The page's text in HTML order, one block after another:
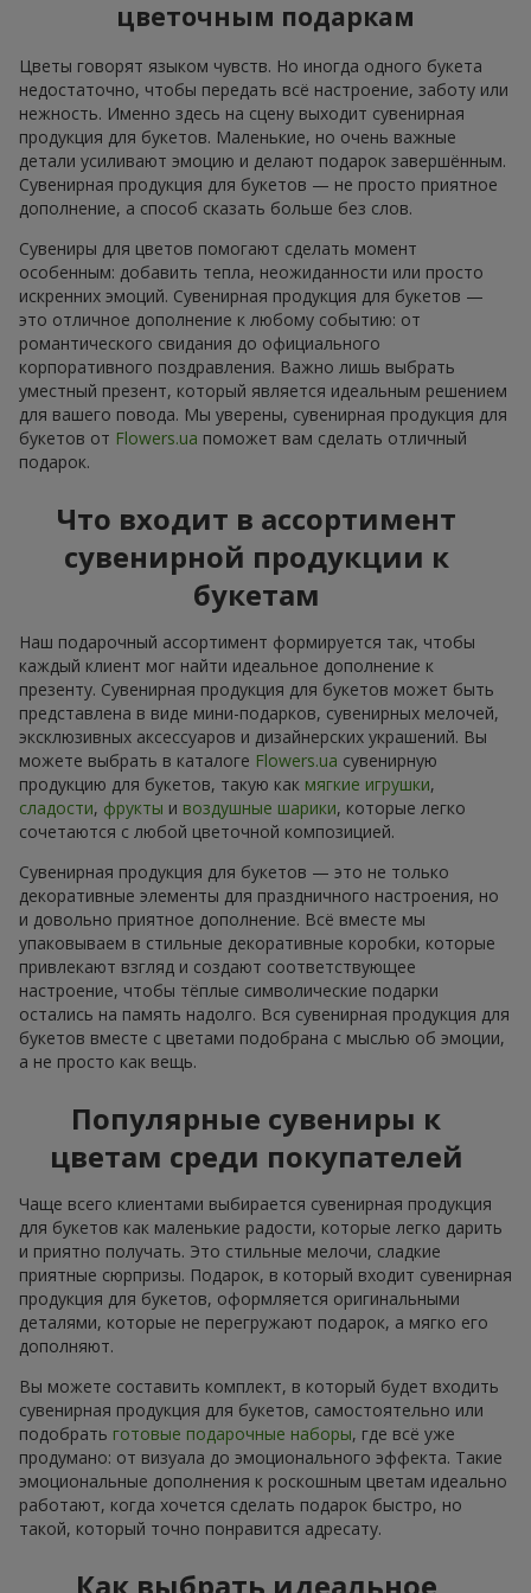
цветочным подаркам
Цветы говорят языком чувств. Но иногда одного букета
недостаточно, чтобы передать всё настроение, заботу или
нежность. Именно здесь на сцену выходит сувенирная
продукция для букетов. Маленькие, но очень важные
детали усиливают эмоцию и делают подарок завершённым.
Сувенирная продукция для букетов — не просто приятное
дополнение, а способ сказать больше без слов.
Сувениры для цветов помогают сделать момент
особенным: добавить тепла, неожиданности или просто
искренних эмоций. Сувенирная продукция для букетов —
это отличное дополнение к любому событию: от
романтического свидания до официального
корпоративного поздравления. Важно лишь выбрать
уместный презент, который является идеальным решением
для вашего повода. Мы уверены, сувенирная продукция для
букетов от Flowers.ua поможет вам сделать отличный
подарок.
Что входит в ассортимент
сувенирной продукции к
букетам
Наш подарочный ассортимент формируется так, чтобы
каждый клиент мог найти идеальное дополнение к
презенту. Сувенирная продукция для букетов может быть
представлена в виде мини-подарков, сувенирных мелочей,
эксклюзивных аксессуаров и дизайнерских украшений. Вы
можете выбрать в каталоге Flowers.ua сувенирную
продукцию для букетов, такую как мягкие игрушки,
сладости, фрукты и воздушные шарики, которые легко
сочетаются с любой цветочной композицией.
Сувенирная продукция для букетов — это не только
декоративные элементы для праздничного настроения, но
и довольно приятное дополнение. Всё вместе мы
упаковываем в стильные декоративные коробки, которые
привлекают взгляд и создают соответствующее
настроение, чтобы тёплые символические подарки
остались на память надолго. Вся сувенирная продукция для
букетов вместе с цветами подобрана с мыслью об эмоции,
а не просто как вещь.
Популярные сувениры к
цветам среди покупателей
Чаще всего клиентами выбирается сувенирная продукция
для букетов как маленькие радости, которые легко дарить
и приятно получать. Это стильные мелочи, сладкие
приятные сюрпризы. Подарок, в который входит сувенирная
продукция для букетов, оформляется оригинальными
деталями, которые не перегружают подарок, а мягко его
дополняют.
Вы можете составить комплект, в который будет входить
сувенирная продукция для букетов, самостоятельно или
подобрать готовые подарочные наборы, где всё уже
продумано: от визуала до эмоционального эффекта. Такие
эмоциональные дополнения к роскошным цветам идеально
работают, когда хочется сделать подарок быстро, но
такой, который точно понравится адресату.